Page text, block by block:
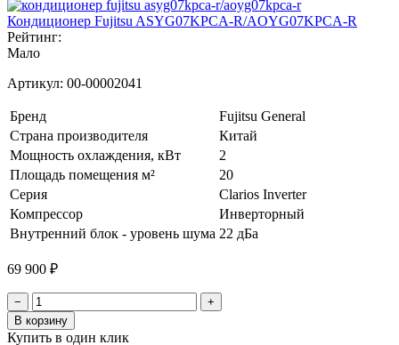
Кондиционер Fujitsu ASYG07KPCA-R/AOYG07KPCA-R
Рейтинг:
Мало
Артикул: 00-00002041
Бренд
Fujitsu General
Страна производителя
Китай
Мощность охлаждения, кВт
2
Площадь помещения м²
20
Серия
Clarios Inverter
Компрессор
Инверторный
Внутренний блок - уровень шума 22 дБа
69 900 ₽
−
+
В корзину
Купить в один клик